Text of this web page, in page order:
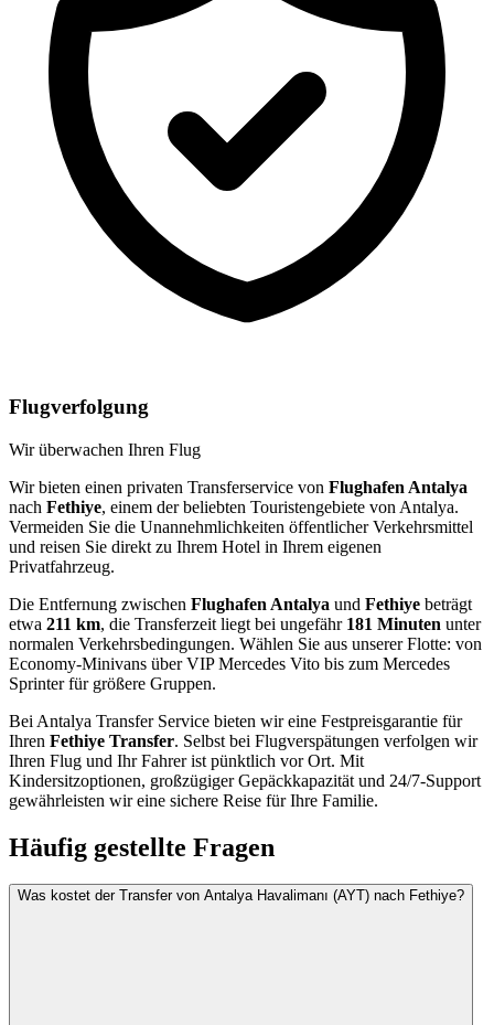
Flugverfolgung
Wir überwachen Ihren Flug
Wir bieten einen privaten Transferservice von Flughafen Antalya
nach Fethiye, einem der beliebten Touristengebiete von Antalya.
Vermeiden Sie die Unannehmlichkeiten öffentlicher Verkehrsmittel
und reisen Sie direkt zu Ihrem Hotel in Ihrem eigenen
Privatfahrzeug.
Die Entfernung zwischen Flughafen Antalya und Fethiye beträgt
etwa 211 km, die Transferzeit liegt bei ungefähr 181 Minuten unter
normalen Verkehrsbedingungen. Wählen Sie aus unserer Flotte: von
Economy-Minivans über VIP Mercedes Vito bis zum Mercedes
Sprinter für größere Gruppen.
Bei Antalya Transfer Service bieten wir eine Festpreisgarantie für
Ihren Fethiye Transfer. Selbst bei Flugverspätungen verfolgen wir
Ihren Flug und Ihr Fahrer ist pünktlich vor Ort. Mit
Kindersitzoptionen, großzügiger Gepäckkapazität und 24/7-Support
gewährleisten wir eine sichere Reise für Ihre Familie.
Häufig gestellte Fragen
Was kostet der Transfer von Antalya Havalimanı (AYT) nach Fethiye?